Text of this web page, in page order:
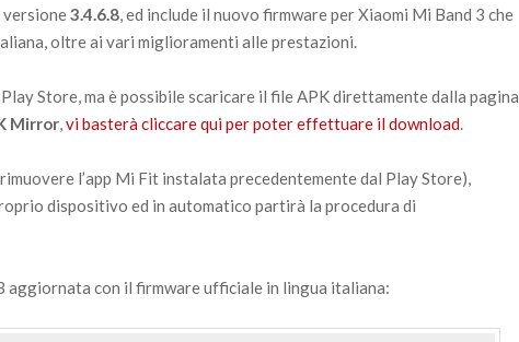
versione3.4.6.8, ed include il nuovo firmware per Xiaomi Mi Band 3 che
oltre ai vari miglioramenti alle prestazioni.
Store, ma è possibile scaricare il file APK direttamente dalla pagina
Mirror,vi basterà cliccare qui per poter effettuare il download.
l’app Mi Fit instalata precedentemente dal Play Store),
dispositivo ed in automatico partirà la procedura di
aggiornata con il firmware ufficiale in lingua italiana: